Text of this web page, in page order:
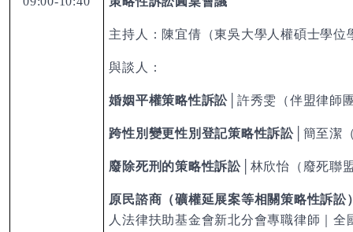
主持人：陳宜倩（東吳大學人權碩士學位
與談人：
婚姻平權策略性訴訟 許秀雯（伴盟律師
跨性別變更性別登記策略性訴訟│ 簡至潔
廢除死刑的策略性訴訟│ 林欣怡（廢死聯
原民諮商（礦權延展案等相關策略性訴訟
人法律扶助基金會新北分會專職律師｜全